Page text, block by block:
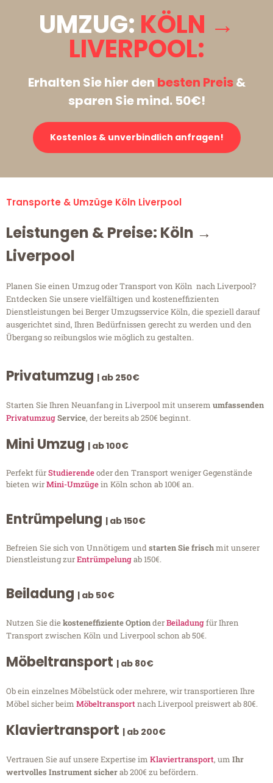
UMZUG: KÖLN →
LIVERPOOL:
Erhalten Sie hier den besten Preis&
sparen Sie mind. 50€!
Kostenlos & unverbindlich anfragen!
Transporte & Umzüge Köln Liverpool
Leistungen & Preise: Köln →
Liverpool
Planen Sie einen Umzug oder Transport von Köln nach Liverpool?
Entdecken Sie unsere vielfältigen und kosteneffizienten
Dienstleistungen bei Berger Umzugsservice Köln, die speziell darauf
ausgerichtet sind, Ihren Bedürfnissen gerecht zu werden und den
Übergang so reibungslos wie möglich zu gestalten.
Privatumzug | ab 250€
Starten Sie Ihren Neuanfang in Liverpool mit unserem umfassenden
PrivatumzugService, der bereits ab 250€ beginnt.
Mini Umzug | ab 100€
Perfekt fürStudierendeoder den Transport weniger Gegenstände
bieten wirMini-Umzügein Köln schon ab 100€ an.
Entrümpelung | ab 150€
Befreien Sie sich von Unnötigem undstarten Sie frischmit unserer
Dienstleistung zurEntrümpelungab 150€.
Beiladung | ab 50€
Nutzen Sie diekosteneffiziente OptionderBeiladungfür Ihren
Transport zwischen Köln und Liverpool schon ab 50€.
Möbeltransport | ab 80€
Ob ein einzelnes Möbelstück oder mehrere, wir transportieren Ihre
Möbel sicher beim Möbeltransportnach Liverpool preiswert ab 80€.
Klaviertransport | ab 200€
Vertrauen Sie auf unsere Expertise im Klaviertransport, um Ihr
wertvolles Instrument sicherab 200€ zu befördern.